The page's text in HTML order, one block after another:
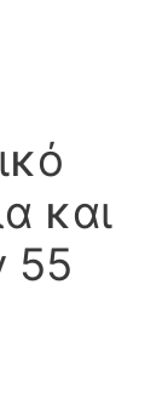
και
55